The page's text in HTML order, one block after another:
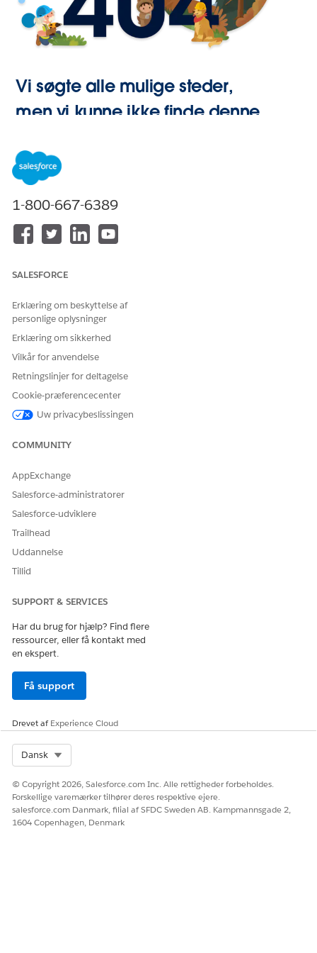
Vi søgte alle mulige steder,
men vi kunne ikke finde denne
1-800-667-6389
SALESFORCE
Erklæring om beskyttelse af
personlige oplysninger
Erklæring om sikkerhed
Vilkår for anvendelse
Retningslinjer for deltagelse
Cookie-præferencecenter
Uw privacybeslissingen
COMMUNITY
AppExchange
Salesforce-administratorer
Salesforce-udviklere
Trailhead
Uddannelse
Tillid
SUPPORT & SERVICES
Har du brug for hjælp? Find flere
ressourcer, eller få kontakt med
en ekspert.
Få support
Drevet afExperience Cloud
Dansk
© Copyright 2026, Salesforce.com Inc. Alle rettigheder forbeholdes.
Forskellige varemærker tilhører deres respektive ejere.
salesforce.com Danmark, filial af SFDC Sweden AB. Kampmannsgade 2,
1604 Copenhagen, Denmark